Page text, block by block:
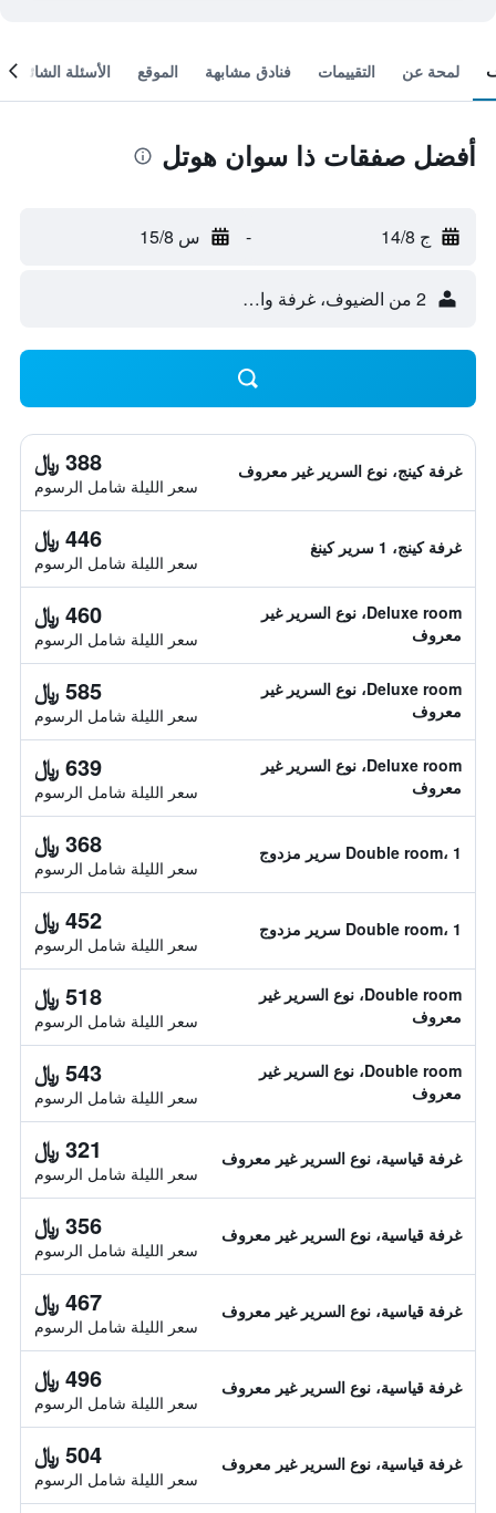
لمحة عن التقييمات فنادق مشابهة الموقع الأسئلة الشائعة
أفضل صفقات ذا سوان هوتل
ج 14/8 - س 15/8
2 من الضيوف، غرفة واحدة
غرفة كينج، نوع السرير غير معروف 388 ﷼
سعر الليلة شامل الرسوم
غرفة كينج، 1 سرير كينغ 446 ﷼
سعر الليلة شامل الرسوم
Deluxe room، نوع السرير غير
معروف
460 ﷼
سعر الليلة شامل الرسوم
Deluxe room، نوع السرير غير
معروف
585 ﷼
سعر الليلة شامل الرسوم
Deluxe room، نوع السرير غير
معروف
639 ﷼
سعر الليلة شامل الرسوم
Double room، 1 سرير مزدوج 368 ﷼
سعر الليلة شامل الرسوم
Double room، 1 سرير مزدوج 452 ﷼
سعر الليلة شامل الرسوم
Double room، نوع السرير غير
معروف
518 ﷼
سعر الليلة شامل الرسوم
Double room، نوع السرير غير
معروف
543 ﷼
سعر الليلة شامل الرسوم
غرفة قياسية، نوع السرير غير معروف 321 ﷼
سعر الليلة شامل الرسوم
غرفة قياسية، نوع السرير غير معروف 356 ﷼
سعر الليلة شامل الرسوم
غرفة قياسية، نوع السرير غير معروف 467 ﷼
سعر الليلة شامل الرسوم
غرفة قياسية، نوع السرير غير معروف 496 ﷼
سعر الليلة شامل الرسوم
غرفة قياسية، نوع السرير غير معروف 504 ﷼
سعر الليلة شامل الرسوم